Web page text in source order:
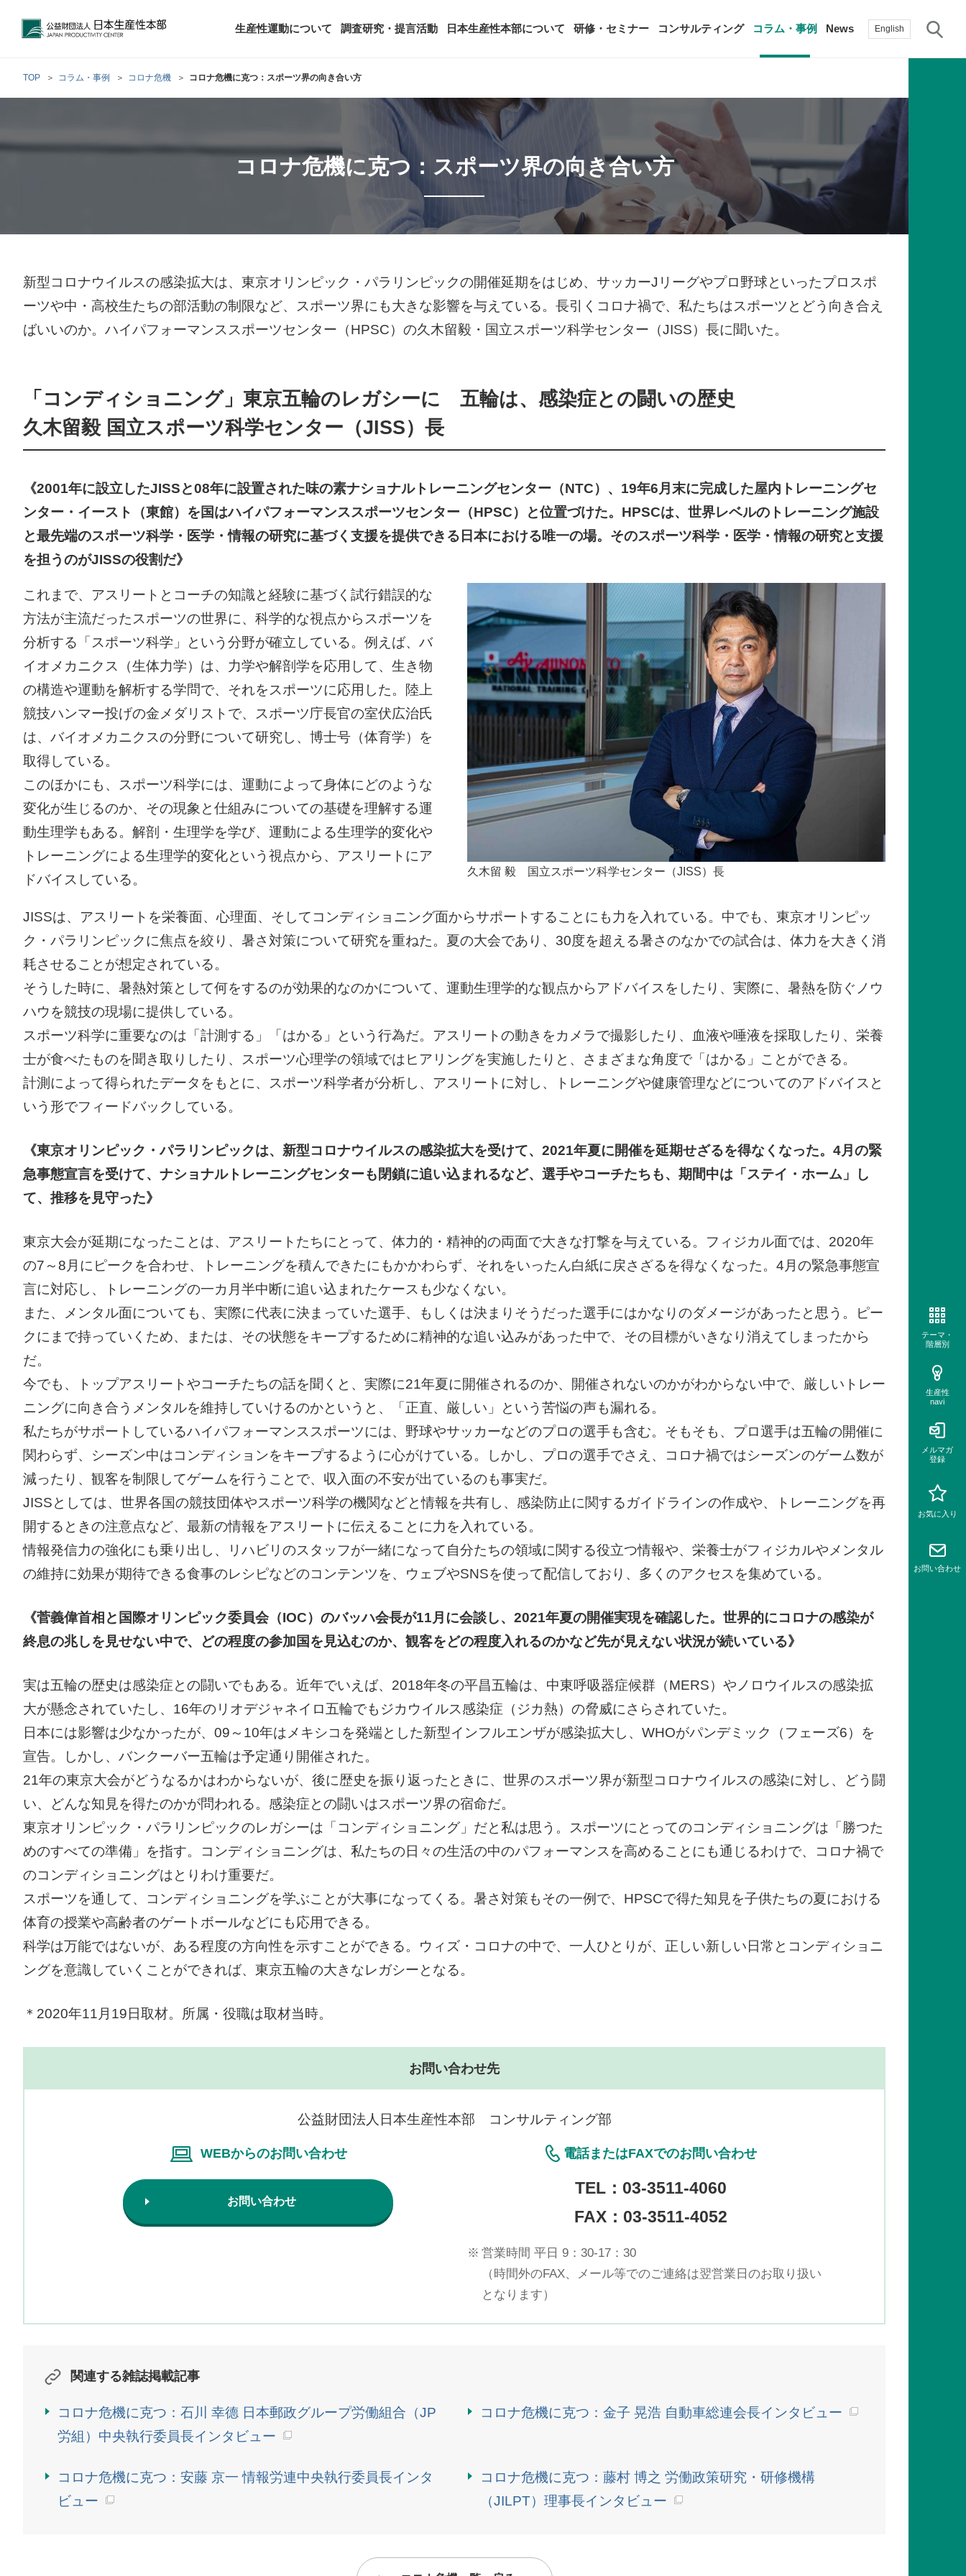
公益財団法人日本生産性本部 English
生産性運動について
調査研究・提言活動 日本生産性本部について 研修・セミナー コンサルティング コラム・事例 News
生産性とは
年頭会長所感
生産性シンポジウム
国際連携・国際交流活動
活動組織
過去の活動実績
生産性新聞
綱領・宣言集
生産性白書
最新の調査研究・提言活動
生産性に関する研究
働く人のメンタルヘルスに関する調査
顧客満足度調査（JCSI）
レジャー白書
雇用・賃金に関する調査研究・提言
自治体に関する調査研究・提言
その他の調査研究・提言
評議員・理事・監事一覧
定款および業務・財務に関する資料
SDGsへの取り組み
日本生産性本部とは
全国の生産性機関
賛助会員
採用情報
書籍
手帳
階層別研修
テーマ別研修
来月の研修・セミナー
アーカイブ研修・セミナー
オーダーメイド研修（企業内研修）
主な研修会場地図
経営コンサルタント養成事業
コンサルタント紹介
経営コンサルタント候補について
TOP コラム・事例 コロナ危機 コロナ危機に克つ：スポーツ界の向き合い方
コロナ危機に克つ：スポーツ界の向き合い方
新型コロナウイルスの感染拡大は、東京オリンピック・パラリンピックの開催延期をはじめ、サッカーJリーグやプロ野球といったプロスポ
ーツや中・高校生たちの部活動の制限など、スポーツ界にも大きな影響を与えている。長引くコロナ禍で、私たちはスポーツとどう向き合え
ばいいのか。ハイパフォーマンススポーツセンター（HPSC）の久木留毅・国立スポーツ科学センター（JISS）長に聞いた。
「コンディショニング」東京五輪のレガシーに 五輪は、感染症との闘いの歴史
久木留毅 国立スポーツ科学センター（JISS）長
《2001年に設立したJISSと08年に設置された味の素ナショナルトレーニングセンター（NTC）、19年6月末に完成した屋内トレーニングセ
ンター・イースト（東館）を国はハイパフォーマンススポーツセンター（HPSC）と位置づけた。HPSCは、世界レベルのトレーニング施設
と最先端のスポーツ科学・医学・情報の研究に基づく支援を提供できる日本における唯一の場。そのスポーツ科学・医学・情報の研究と支援
を担うのがJISSの役割だ》
久木留 毅 国立スポーツ科学センター（JISS）長
これまで、アスリートとコーチの知識と経験に基づく試行錯誤的な
方法が主流だったスポーツの世界に、科学的な視点からスポーツを
分析する「スポーツ科学」という分野が確立している。例えば、バ
イオメカニクス（生体力学）は、力学や解剖学を応用して、生き物
の構造や運動を解析する学問で、それをスポーツに応用した。陸上
競技ハンマー投げの金メダリストで、スポーツ庁長官の室伏広治氏
は、バイオメカニクスの分野について研究し、博士号（体育学）を
取得している。
このほかにも、スポーツ科学には、運動によって身体にどのような
変化が生じるのか、その現象と仕組みについての基礎を理解する運
動生理学もある。解剖・生理学を学び、運動による生理学的変化や
トレーニングによる生理学的変化という視点から、アスリートにア
ドバイスしている。
JISSは、アスリートを栄養面、心理面、そしてコンディショニング面からサポートすることにも力を入れている。中でも、東京オリンピッ
ク・パラリンピックに焦点を絞り、暑さ対策について研究を重ねた。夏の大会であり、30度を超える暑さのなかでの試合は、体力を大きく消
耗させることが想定されている。
そうした時に、暑熱対策として何をするのが効果的なのかについて、運動生理学的な観点からアドバイスをしたり、実際に、暑熱を防ぐノウ
ハウを競技の現場に提供している。
スポーツ科学に重要なのは「計測する」「はかる」という行為だ。アスリートの動きをカメラで撮影したり、血液や唾液を採取したり、栄養
士が食べたものを聞き取りしたり、スポーツ心理学の領域ではヒアリングを実施したりと、さまざまな角度で「はかる」ことができる。
計測によって得られたデータをもとに、スポーツ科学者が分析し、アスリートに対し、トレーニングや健康管理などについてのアドバイスと
いう形でフィードバックしている。
《東京オリンピック・パラリンピックは、新型コロナウイルスの感染拡大を受けて、2021年夏に開催を延期せざるを得なくなった。4月の緊
急事態宣言を受けて、ナショナルトレーニングセンターも閉鎖に追い込まれるなど、選手やコーチたちも、期間中は「ステイ・ホーム」し
て、推移を見守った》
東京大会が延期になったことは、アスリートたちにとって、体力的・精神的の両面で大きな打撃を与えている。フィジカル面では、2020年
の7～8月にピークを合わせ、トレーニングを積んできたにもかかわらず、それをいったん白紙に戻さざるを得なくなった。4月の緊急事態宣
言に対応し、トレーニングの一カ月半中断に追い込まれたケースも少なくない。
また、メンタル面についても、実際に代表に決まっていた選手、もしくは決まりそうだった選手にはかなりのダメージがあったと思う。ピー
クにまで持っていくため、または、その状態をキープするために精神的な追い込みがあった中で、その目標がいきなり消えてしまったから
だ。
今でも、トップアスリートやコーチたちの話を聞くと、実際に21年夏に開催されるのか、開催されないのかがわからない中で、厳しいトレー
ニングに向き合うメンタルを維持していけるのかというと、「正直、厳しい」という苦悩の声も漏れる。
私たちがサポートしているハイパフォーマンススポーツには、野球やサッカーなどのプロの選手も含む。そもそも、プロ選手は五輪の開催に
関わらず、シーズン中はコンディションをキープするように心がけている。しかし、プロの選手でさえ、コロナ禍ではシーズンのゲーム数が
減ったり、観客を制限してゲームを行うことで、収入面の不安が出ているのも事実だ。
JISSとしては、世界各国の競技団体やスポーツ科学の機関などと情報を共有し、感染防止に関するガイドラインの作成や、トレーニングを再
開するときの注意点など、最新の情報をアスリートに伝えることに力を入れている。
情報発信力の強化にも乗り出し、リハビリのスタッフが一緒になって自分たちの領域に関する役立つ情報や、栄養士がフィジカルやメンタル
の維持に効果が期待できる食事のレシピなどのコンテンツを、ウェブやSNSを使って配信しており、多くのアクセスを集めている。
《菅義偉首相と国際オリンピック委員会（IOC）のバッハ会長が11月に会談し、2021年夏の開催実現を確認した。世界的にコロナの感染が
終息の兆しを見せない中で、どの程度の参加国を見込むのか、観客をどの程度入れるのかなど先が見えない状況が続いている》
実は五輪の歴史は感染症との闘いでもある。近年でいえば、2018年冬の平昌五輪は、中東呼吸器症候群（MERS）やノロウイルスの感染拡
大が懸念されていたし、16年のリオデジャネイロ五輪でもジカウイルス感染症（ジカ熱）の脅威にさらされていた。
日本には影響は少なかったが、09～10年はメキシコを発端とした新型インフルエンザが感染拡大し、WHOがパンデミック（フェーズ6）を
宣告。しかし、バンクーバー五輪は予定通り開催された。
21年の東京大会がどうなるかはわからないが、後に歴史を振り返ったときに、世界のスポーツ界が新型コロナウイルスの感染に対し、どう闘
い、どんな知見を得たのかが問われる。感染症との闘いはスポーツ界の宿命だ。
東京オリンピック・パラリンピックのレガシーは「コンディショニング」だと私は思う。スポーツにとってのコンディショニングは「勝つた
めのすべての準備」を指す。コンディショニングは、私たちの日々の生活の中のパフォーマンスを高めることにも通じるわけで、コロナ禍で
のコンディショニングはとりわけ重要だ。
スポーツを通して、コンディショニングを学ぶことが大事になってくる。暑さ対策もその一例で、HPSCで得た知見を子供たちの夏における
体育の授業や高齢者のゲートボールなどにも応用できる。
科学は万能ではないが、ある程度の方向性を示すことができる。ウィズ・コロナの中で、一人ひとりが、正しい新しい日常とコンディショニ
ングを意識していくことができれば、東京五輪の大きなレガシーとなる。
＊2020年11月19日取材。所属・役職は取材当時。
お問い合わせ先
公益財団法人日本生産性本部 コンサルティング部
WEBからのお問い合わせ
お問い合わせ
電話またはFAXでのお問い合わせ
TEL： 03-3511-4060
FAX：03-3511-4052
※ 営業時間 平日 9：30-17：30
（時間外のFAX、メール等でのご連絡は翌営業日のお取り扱い
となります）
関連する雑誌掲載記事
コロナ危機に克つ：石川 幸德 日本郵政グループ労働組合（JP
労組）中央執行委員長インタビュー
コロナ危機に克つ：金子 晃浩 自動車総連会長インタビュー
コロナ危機に克つ：安藤 京一 情報労連中央執行委員長インタ
ビュー
コロナ危機に克つ：藤村 博之 労働政策研究・研修機構
（JILPT）理事長インタビュー
テーマ・
階層別
生産性
navi
メルマガ
登録
お気に入り
お問い合わせ